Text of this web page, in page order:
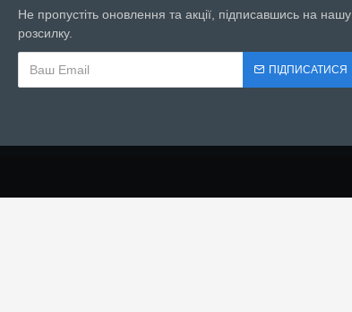
Не пропустіть оновлення та акції, підписавшись на нашу
розсилку.
ПІДПИСАТИСЯ